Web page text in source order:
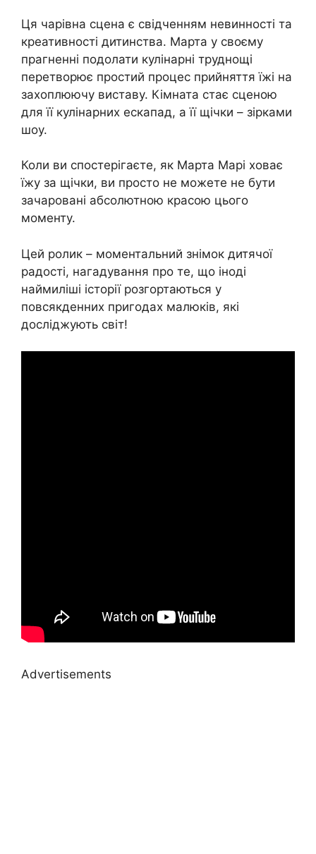
Ця чарівна сцена є свідченням невинності та
креативності дитинства. Марта у своєму
прагненні подолати кулінарні труднощі
перетворює простий процес прийняття їжі на
захоплюючу виставу. Кімната стає сценою
для її кулінарних ескапад, а її щічки – зірками
шоу.
Коли ви спостерігаєте, як Марта Марі ховає
їжу за щічки, ви просто не можете не бути
зачаровані абсолютною красою цього
моменту.
Цей ролик – моментальний знімок дитячої
радості, нагадування про те, що іноді
наймиліші історії розгортаються у
повсякденних пригодах малюків, які
досліджують світ!
Advertisements